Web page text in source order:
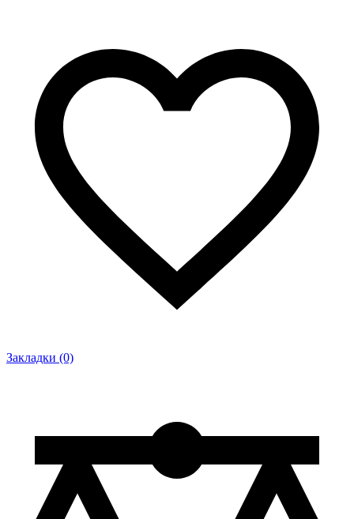
Закладки (0)